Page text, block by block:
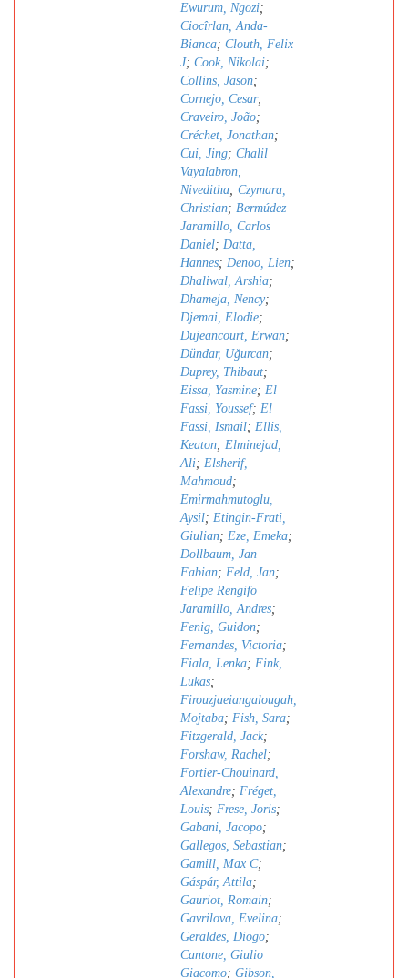
Ewurum, Ngozi;
Ciocîrlan, Anda-
Bianca; Clouth, Felix
J; Cook, Nikolai;
Collins, Jason;
Cornejo, Cesar;
Craveiro, João;
Créchet, Jonathan;
Cui, Jing; Chalil
Vayalabron,
Niveditha; Czymara,
Christian; Bermúdez
Jaramillo, Carlos
Daniel; Datta,
Hannes; Denoo, Lien;
Dhaliwal, Arshia;
Dhameja, Nency;
Djemai, Elodie;
Dujeancourt, Erwan;
Dündar, Uǧurcan;
Duprey, Thibaut;
Eissa, Yasmine; El
Fassi, Youssef; El
Fassi, Ismail; Ellis,
Keaton; Elminejad,
Ali; Elsherif,
Mahmoud;
Emirmahmutoglu,
Aysil; Etingin-Frati,
Giulian; Eze, Emeka;
Dollbaum, Jan
Fabian; Feld, Jan;
Felipe Rengifo
Jaramillo, Andres;
Fenig, Guidon;
Fernandes, Victoria;
Fiala, Lenka; Fink,
Lukas;
Firouzjaeiangalougah,
Mojtaba; Fish, Sara;
Fitzgerald, Jack;
Forshaw, Rachel;
Fortier-Chouinard,
Alexandre; Fréget,
Louis; Frese, Joris;
Gabani, Jacopo;
Gallegos, Sebastian;
Gamill, Max C;
Gáspár, Attila;
Gauriot, Romain;
Gavrilova, Evelina;
Geraldes, Diogo;
Cantone, Giulio
Giacomo; Gibson,